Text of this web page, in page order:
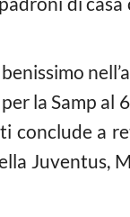
la Samp al
conclude a
Juventus,